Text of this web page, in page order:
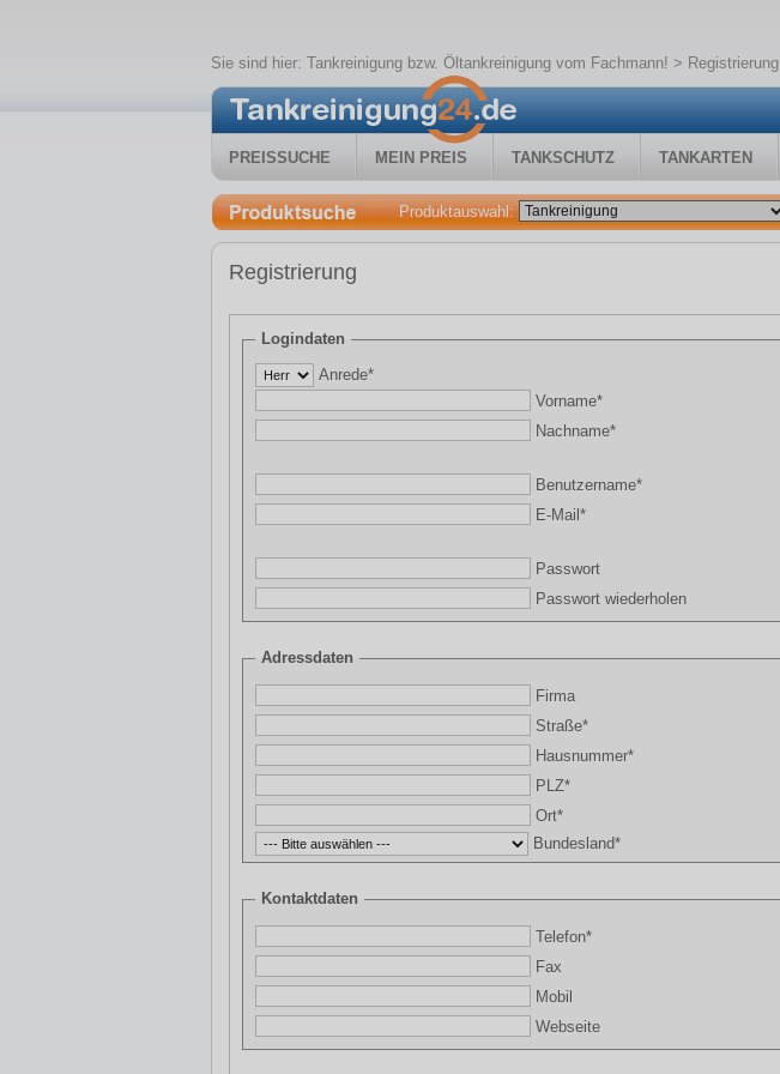
Sie sind hier: Tankreinigung bzw. Öltankreinigung vom Fachmann! > Registrierung
PREISSUCHE MEIN PREIS TANKSCHUTZ TANKARTEN
Produktauswahl:
Registrierung
Logindaten
Anrede*
Vorname*
Nachname*
Benutzername*
E-Mail*
Passwort
Passwort wiederholen
Adressdaten
Firma
Straße*
Hausnummer*
PLZ*
Ort*
Bundesland*
Kontaktdaten
Telefon*
Fax
Mobil
Webseite